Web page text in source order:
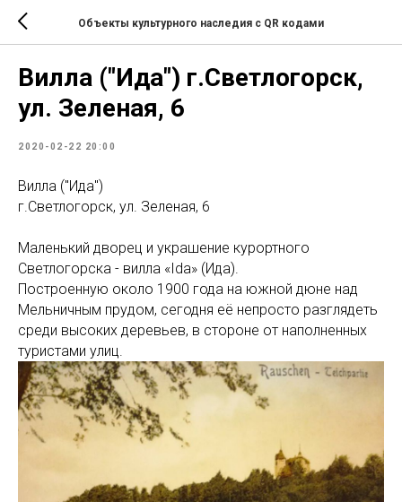
Объекты культурного наследия с QR кодами
Вилла ("Ида") г.Светлогорск,
ул. Зеленая, 6
2020-02-22 20:00
Вилла ("Ида")
г.Светлогорск, ул. Зеленая, 6
Маленький дворец и украшение курортного
Светлогорска - вилла «Ida» (Ида).
Построенную около 1900 года на южной дюне над
Мельничным прудом, сегодня её непросто разглядеть
среди высоких деревьев, в стороне от наполненных
туристами улиц.